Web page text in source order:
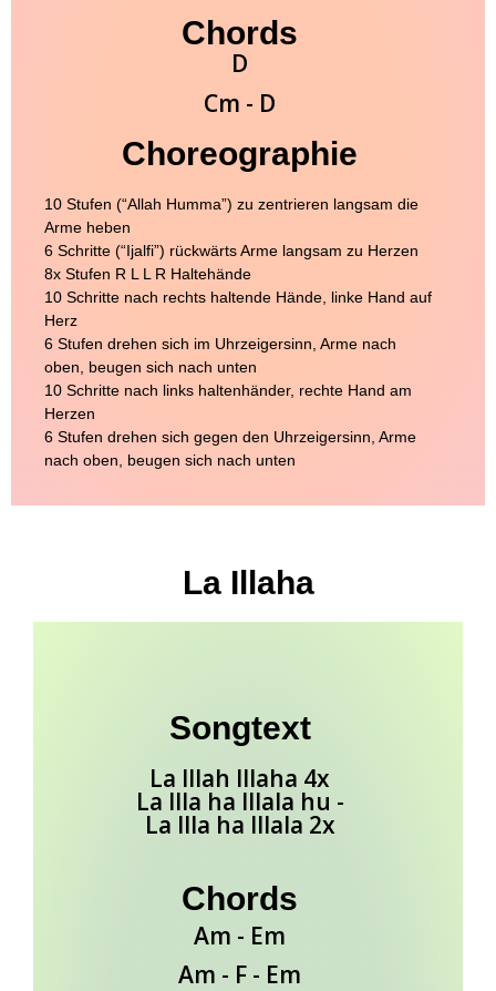
Chords
D
Cm - D
Choreographie
10 Stufen (“Allah Humma”) zu zentrieren langsam die
Arme heben
6 Schritte (“Ijalfi”) rückwärts Arme langsam zu Herzen
8x Stufen R L L R Haltehände
10 Schritte nach rechts haltende Hände, linke Hand auf
Herz
6 Stufen drehen sich im Uhrzeigersinn, Arme nach
oben, beugen sich nach unten
10 Schritte nach links haltenhänder, rechte Hand am
Herzen
6 Stufen drehen sich gegen den Uhrzeigersinn, Arme
nach oben, beugen sich nach unten
La Illaha
Songtext
La Illah Illaha 4x
La Illa ha Illala hu -
La Illa ha Illala 2x
Chords
Am - Em
Am - F - Em